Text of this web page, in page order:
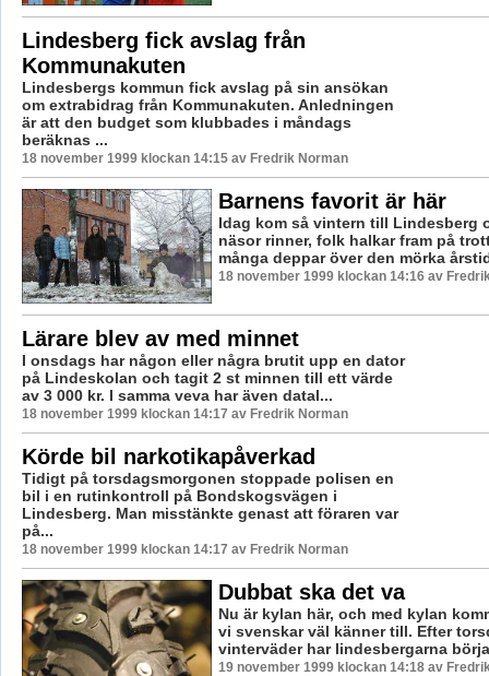
Lindesberg fick avslag från
Kommunakuten
Lindesbergs kommun fick avslag på sin ansökan
om extrabidrag från Kommunakuten. Anledningen
är att den budget som klubbades i måndags
beräknas ...
18 november 1999 klockan 14:15 av Fredrik Norman
Barnens favorit är här
Idag kom så vintern till Lindesberg
näsor rinner, folk halkar fram på
många deppar över den mörka
18 november 1999 klockan 14:16 av
Lärare blev av med minnet
I onsdags har någon eller några brutit upp en dator
på Lindeskolan och tagit 2 st minnen till ett värde
av 3 000 kr. I samma veva har även datal...
18 november 1999 klockan 14:17 av Fredrik Norman
Körde bil narkotikapåverkad
Tidigt på torsdagsmorgonen stoppade polisen en
bil i en rutinkontroll på Bondskogsvägen i
Lindesberg. Man misstänkte genast att föraren var
på...
18 november 1999 klockan 14:17 av Fredrik Norman
Dubbat ska det va
Nu är kylan här, och med kylan
vi svenskar väl känner till. Efter
vinterväder har lindesbergarna
19 november 1999 klockan 14:18 av